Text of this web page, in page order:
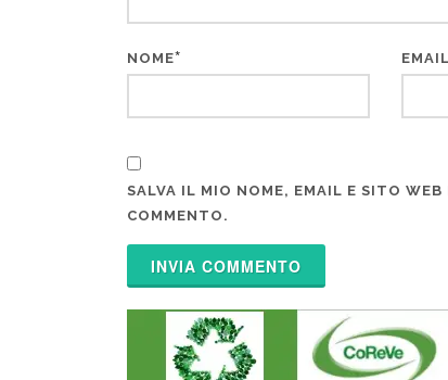
NOME* EMAIL
SALVA IL MIO NOME, EMAIL E SITO
COMMENTO.